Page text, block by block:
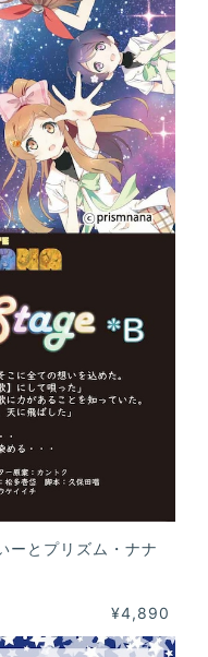
ーとプリズム・ナナ
¥4,890